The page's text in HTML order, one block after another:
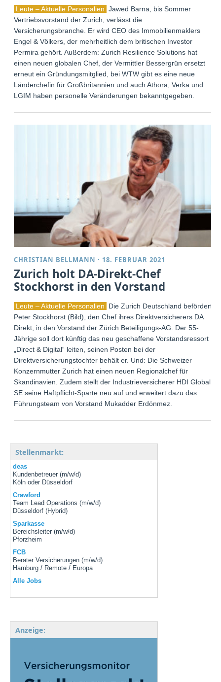
Leute – Aktuelle Personalien Jawed Barna, bis Sommer
Vertriebsvorstand der Zurich, verlässt die
Versicherungsbranche. Er wird CEO des Immobilienmaklers
Engel & Völkers, der mehrheitlich dem britischen Investor
Permira gehört. Außerdem: Zurich Resilience Solutions hat
einen neuen globalen Chef, der Vermittler Bessergrün ersetzt
erneut ein Gründungsmitglied, bei WTW gibt es eine neue
Länderchefin für Großbritannien und auch Athora, Verka und
LGIM haben personelle Veränderungen bekanntgegeben.
CHRISTIAN BELLMANN · 18. FEBRUAR 2021
Zurich holt DA-Direkt-Chef
Stockhorst in den Vorstand
Leute – Aktuelle Personalien
Die Zurich Deutschland befördert
Peter Stockhorst (Bild), den Chef ihres Direktversicherers DA
Direkt, in den Vorstand der Zürich Beteiligungs-AG. Der 55-
Jährige soll dort künftig das neu geschaffene Vorstandsressort
„Direct & Digital“ leiten, seinen Posten bei der
Direktversicherungstochter behält er. Und: Die Schweizer
Konzernmutter Zurich hat einen neuen Regionalchef für
Skandinavien. Zudem stellt der Industrieversicherer HDI Global
SE seine Haftpflicht-Sparte neu auf und erweitert dazu das
Führungsteam von Vorstand Mukadder Erdönmez.
Stellenmarkt:
deas
Kundenbetreuer (m/w/d)
Köln oder Düsseldorf
Crawford
Team Lead Operations (m/w/d)
Düsseldorf (Hybrid)
Sparkasse
Bereichsleiter (m/w/d)
Pforzheim
FCB
Berater Versicherungen (m/w/d)
Hamburg / Remote / Europa
Alle Jobs
Anzeige: